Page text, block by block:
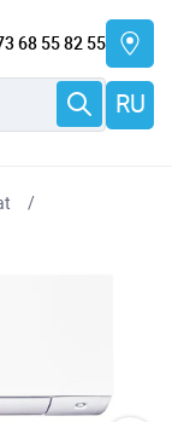
68 55 82 55
RU